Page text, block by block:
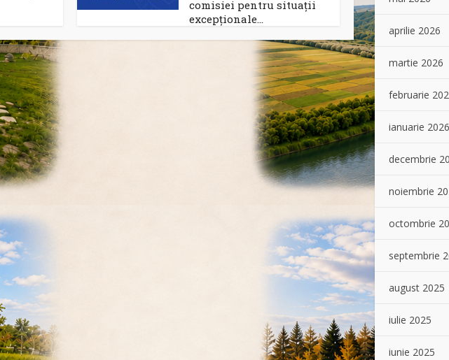
comisiei pentru situații
excepționale...
aprilie 2026
martie 2026
februarie
ianuarie 2026
decembrie
noiembrie
octombrie
septembrie
august 2025
iulie 2025
iunie 2025